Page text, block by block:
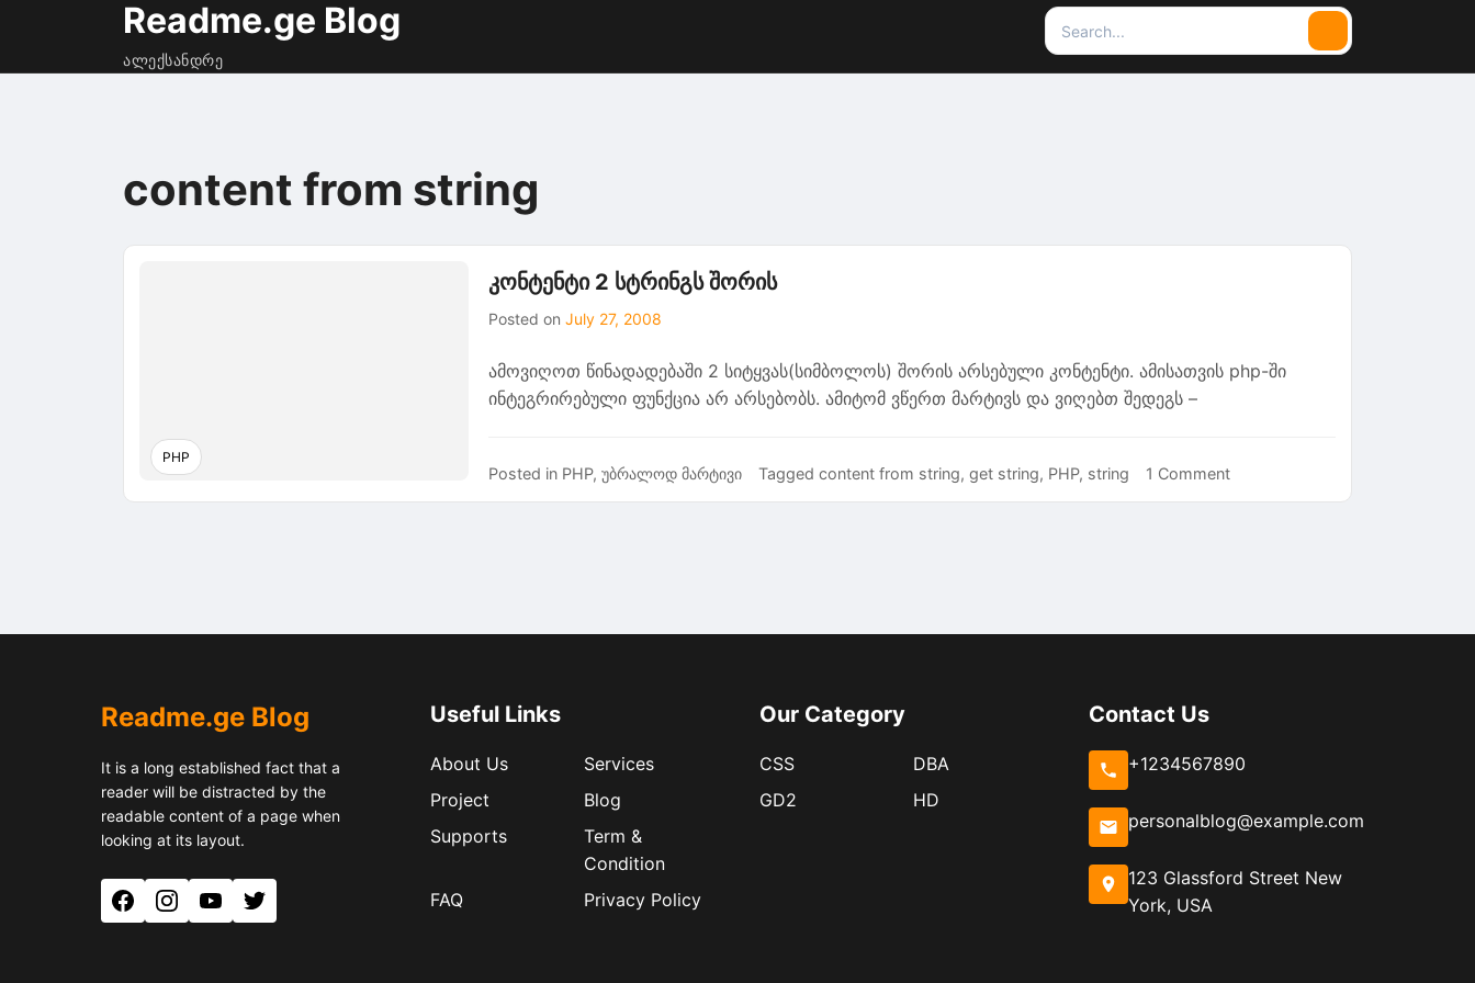
Readme.ge Blog
ალექსანდრე
Search
for:
Search
content from string
PHP
კონტენტი 2 სტრინგს შორის
Posted on July 27, 2008
ამოვიღოთ წინადადებაში 2 სიტყვას(სიმბოლოს) შორის არსებული კონტენტი. ამისათვის php-ში
ინტეგრირებული ფუნქცია არ არსებობს. ამიტომ ვწერთ მარტივს და ვიღებთ შედეგს –
Posted in PHP, უბრალოდ მარტივი Tagged content from string, get string, PHP, string 1 Commenton
კონტენტი
Readme.ge Blog
It is a long established fact that a
reader will be distracted by the
readable content of a page when
looking at its layout.
FacebookInstagram
YouTubeTwitter
Useful Links
About Us
Services
Project
Blog
Supports
Term &
Condition
FAQ
Privacy Policy
Our Category
CSS
DBA
GD2
HD
Contact Us
+1234567890
personalblog@example.com
123 Glassford Street New
York, USA